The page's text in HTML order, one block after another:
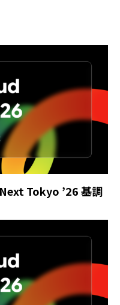
Next Tokyo ’26 基調